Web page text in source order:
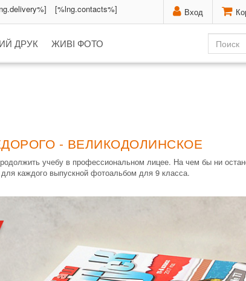
Вход
[%lng.contacts%]
ДРУК ЖИВІ ФОТО
- ВЕЛИКОДОЛИНСКОЕ
учебу в профессиональном лицее. На чем бы ни
каждого выпускной фотоальбом для 9 класса.